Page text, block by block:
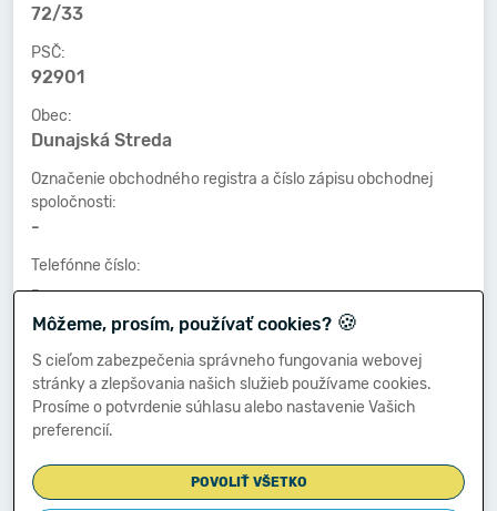
72/33
PSČ:
92901
Obec:
Dunajská Streda
Označenie obchodného registra a číslo zápisu obchodnej
spoločnosti:
-
Telefónne číslo:
-
Faxové číslo:
-
E-mailová adresa:
-
Zostavená dňa:
Môžeme, prosím, používať cookies? 🍪
S cieľom zabezpečenia správneho fungovania webovej
stránky a zlepšovania našich služieb používame cookies.
Prosíme o potvrdenie súhlasu alebo nastavenie Vašich
preferencií.
POVOLIŤ VŠETKO